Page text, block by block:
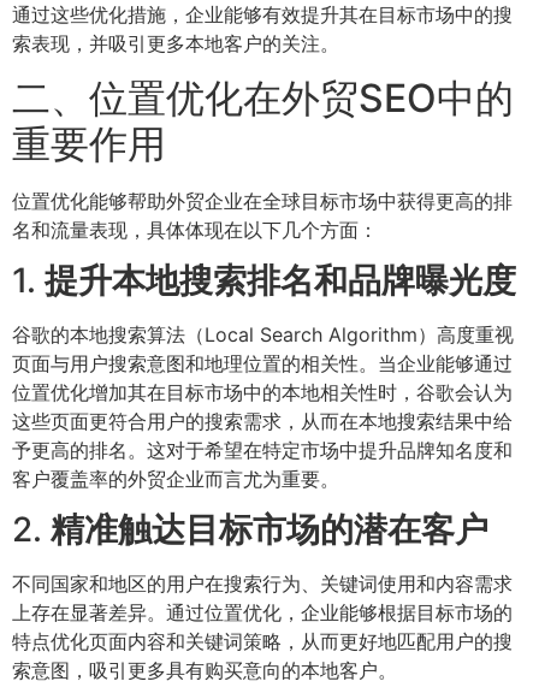
通过这些优化措施，企业能够有效提升其在目标市场中的搜
索表现，并吸引更多本地客户的关注。
二、位置优化在外贸SEO中的
重要作用
位置优化能够帮助外贸企业在全球目标市场中获得更高的排
名和流量表现，具体体现在以下几个方面：
1.提升本地搜索排名和品牌曝光度
谷歌的本地搜索算法（Local Search Algorithm）高度重视
页面与用户搜索意图和地理位置的相关性。当企业能够通过
位置优化增加其在目标市场中的本地相关性时，谷歌会认为
这些页面更符合用户的搜索需求，从而在本地搜索结果中给
予更高的排名。这对于希望在特定市场中提升品牌知名度和
客户覆盖率的外贸企业而言尤为重要。
2. 精准触达目标市场的潜在客户
不同国家和地区的用户在搜索行为、关键词使用和内容需求
上存在显著差异。通过位置优化，企业能够根据目标市场的
特点优化页面内容和关键词策略，从而更好地匹配用户的搜
索意图，吸引更多具有购买意向的本地客户。